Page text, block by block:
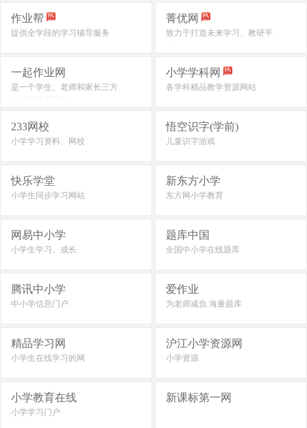
作业帮
提供全学段的学习辅导服务
菁优网
致力于打造未来学习、教研平
一起作业网
是一个学生、老师和家长三方
小学学科网
各学科精品教学资源网站
233网校
小学学习资料、网校
悟空识字(学前)
儿童识字游戏
快乐学堂
小学生同步学习网站
新东方小学
东方网小学教育
网易中小学
小学生学习、成长
题库中国
全国中小学在线题库
腾讯中小学
中小学信息门户
爱作业
为老师减负 海量题库
精品学习网
小学生在线学习的网
沪江小学资源网
小学资源
小学教育在线
小学学习门户
新课标第一网